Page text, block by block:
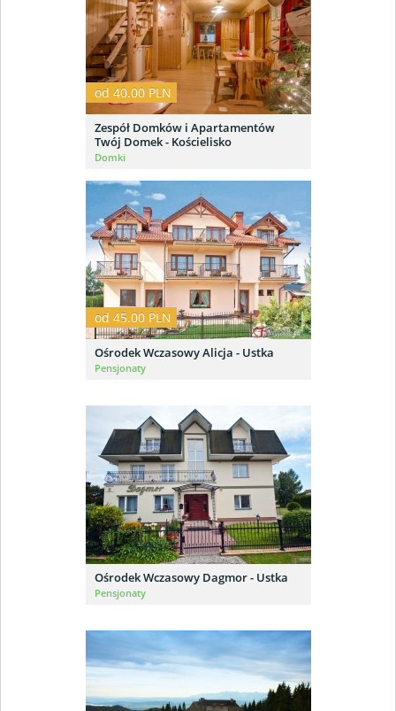
od 40.00 PLN
Zespół Domków i Apartamentów
Twój Domek - Kościelisko
Domki
od 45.00 PLN
Ośrodek Wczasowy Alicja - Ustka
Pensjonaty
Ośrodek Wczasowy Dagmor - Ustka
Pensjonaty